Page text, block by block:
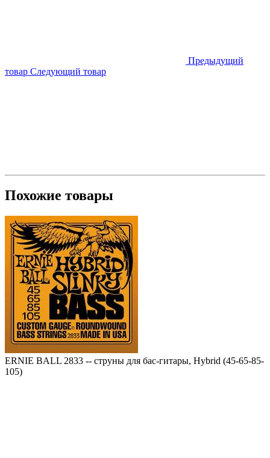
Предыдущий
товар Следующий товар
Похожие товары
ERNIE BALL 2833 -- струны для бас-гитары, Hybrid (45-65-85-
105)